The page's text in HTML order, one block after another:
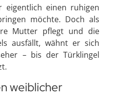
eigentlich einen ruhigen
möchte. Doch als
Mutter pflegt und die
ausfällt, wähnt er sich
– bis der Türklingel
weiblicher